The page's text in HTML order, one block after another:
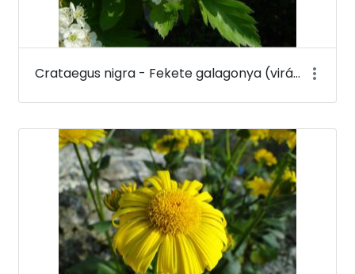
Crataegus nigra - Fekete galagonya (virága) - Budai Arborétum